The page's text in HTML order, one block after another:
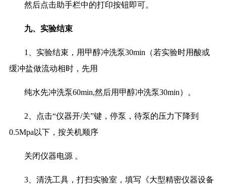
然后点击助手栏中的打印按钮即可。
九、实验结束
1、实验结束，用甲醇冲洗泵30min（若实验时用酸或
缓冲盐做流动相时，先用
纯水先冲洗泵60min,然后用甲醇冲洗泵30min）。
2、点击“仪器开/关”键，停泵，待泵的压力下降到
0.5Mpa以下，按关机顺序
关闭仪器电源 。
3、清洗工具，打扫实验室，填写《大型精密仪器设备